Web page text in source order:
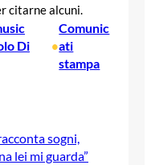
citarne alcuni.
Di
•
Comunic
ati
stampa
sogni,
lei mi guarda”